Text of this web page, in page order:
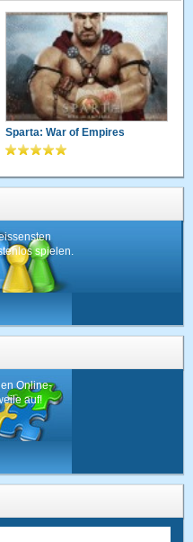
Sparta: War of Empires
spielen.
Online-
auf!